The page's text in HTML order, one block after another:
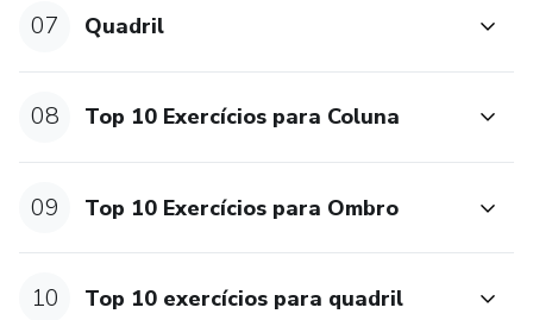
07 Quadril
08 Top 10 Exercícios para Coluna
09 Top 10 Exercícios para Ombro
10 Top 10 exercícios para quadril